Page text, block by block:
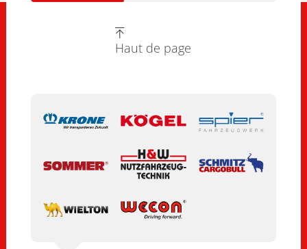
Haut de page